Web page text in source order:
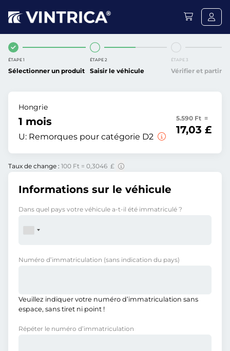
ÉTAPE 1
Sélectionner un produit
ÉTAPE 2
Saisir le véhicule
ÉTAPE 3
Vérifier et partir
Hongrie
1 mois
U: Remorques pour catégorie D2
5.590 Ft =
17,03 £
Taux de change : 100 Ft = 0,3046 £
Informations sur le véhicule
Dans quel pays votre véhicule a-t-il été immatriculé ?
Numéro d’immatriculation (sans indication du pays)
Veuillez indiquer votre numéro d’immatriculation sans
espace, sans tiret ni point !
Répéter le numéro d’immatriculation